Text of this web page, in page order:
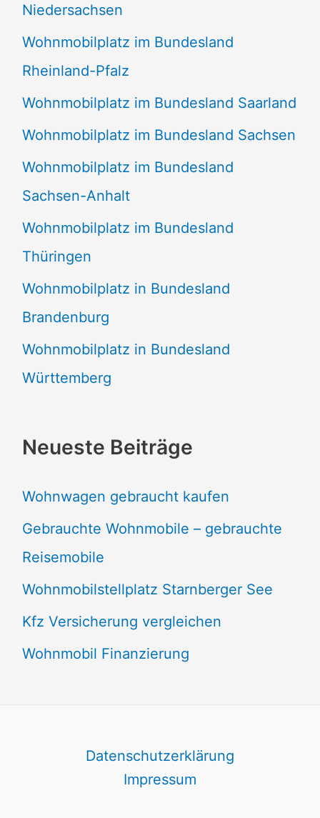
Niedersachsen
Wohnmobilplatz im Bundesland
Rheinland-Pfalz
Wohnmobilplatz im Bundesland Saarland
Wohnmobilplatz im Bundesland Sachsen
Wohnmobilplatz im Bundesland
Sachsen-Anhalt
Wohnmobilplatz im Bundesland
Thüringen
Wohnmobilplatz in Bundesland
Brandenburg
Wohnmobilplatz in Bundesland
Württemberg
Neueste Beiträge
Wohnwagen gebraucht kaufen
Gebrauchte Wohnmobile – gebrauchte
Reisemobile
Wohnmobilstellplatz Starnberger See
Kfz Versicherung vergleichen
Wohnmobil Finanzierung
Datenschutzerklärung
Impressum